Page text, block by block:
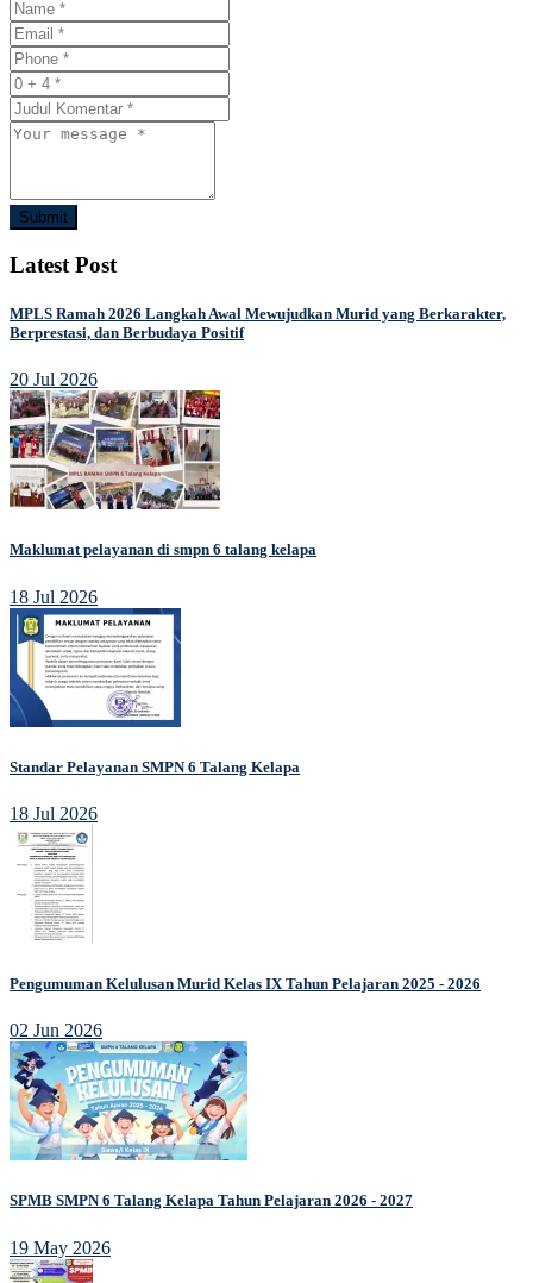
Submit
Latest Post
MPLS Ramah 2026 Langkah Awal Mewujudkan Murid yang Berkarakter,
Berprestasi, dan Berbudaya Positif
20 Jul 2026
Maklumat pelayanan di smpn 6 talang kelapa
18 Jul 2026
Standar Pelayanan SMPN 6 Talang Kelapa
18 Jul 2026
Pengumuman Kelulusan Murid Kelas IX Tahun Pelajaran 2025 - 2026
02 Jun 2026
SPMB SMPN 6 Talang Kelapa Tahun Pelajaran 2026 - 2027
19 May 2026